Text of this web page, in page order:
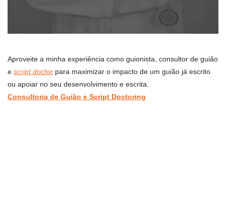
Aproveite a minha experiência como guionista, consultor de guião
e script doctor para maximizar o impacto de um guião já escrito
ou apoiar no seu desenvolvimento e escrita.
Consultoria de Guião e Script Doctoring